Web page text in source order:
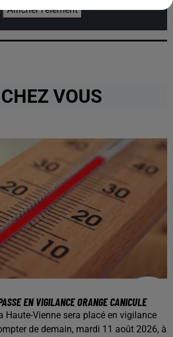
Afficher l'élément
VOUS
EN VIGILANCE ORANGE CANICULE
Haute-Vienne sera placé en vigilance
de demain, mardi 11 août 2026, à